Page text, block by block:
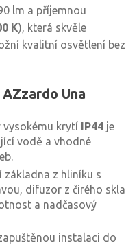
lm a příjemnou
K), která skvěle
kvalitní osvětlení bez
Una
vysokému krytí IP44 je
vodě a vhodné
základna z hliníku s
difuzor z čirého skla
a nadčasový
instalaci do